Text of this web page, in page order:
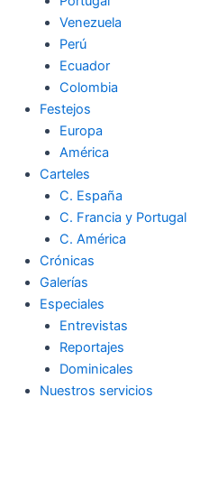
Venezuela
Perú
Ecuador
Colombia
Festejos
Europa
América
Carteles
C. España
C. Francia y Portugal
C. América
Crónicas
Galerías
Especiales
Entrevistas
Reportajes
Dominicales
Nuestros servicios